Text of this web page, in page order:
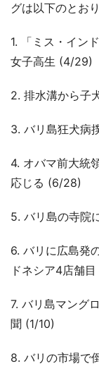
グは以下のとお
1. 「ミス・イン
女子高生 (4/29)
2. 排水溝から子
3. バリ島狂犬病
4. オバマ前大統
応じる (6/28)
5. バリ島の寺院
6. バリに広島発
ドネシア4店舗
7. バリ島マング
聞 (1/10)
8. バリの市場で